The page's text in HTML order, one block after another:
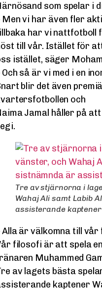
som spelar i
Men vi har även fler
har vi nattfotboll
till vår. Istället för
istället, säger
Och så är vi med i en
blir det även
och
Jamal håller på
Tre av stjärnorna i
Wahaj Ali samt Labib
assisterande kaptener
Alla är välkomna till
filosofi är att spela
Muhammed
av lagets bästa
kaptener